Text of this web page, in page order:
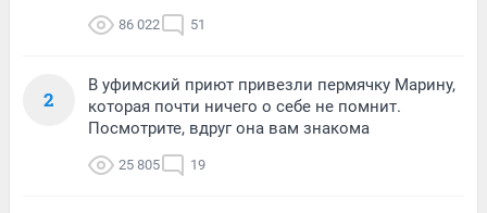
86 022 51
2
В уфимский приют привезли пермячку Марину,
которая почти ничего о себе не помнит.
Посмотрите, вдруг она вам знакома
25 805 19